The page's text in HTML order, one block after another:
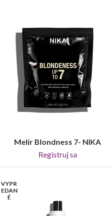
REGISTRUJ SA
Melír Blondness 7- NIKA
Registruj sa
VYPR
EDAN
É